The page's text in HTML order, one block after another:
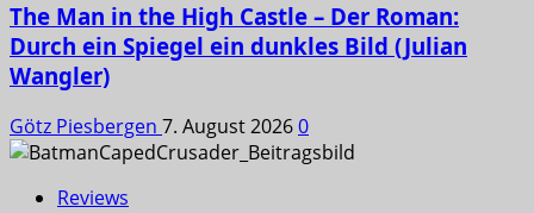
The Man in the High Castle – Der Roman:
Durch ein Spiegel ein dunkles Bild (Julian
Wangler)
Götz Piesbergen 7. August 20260
Reviews